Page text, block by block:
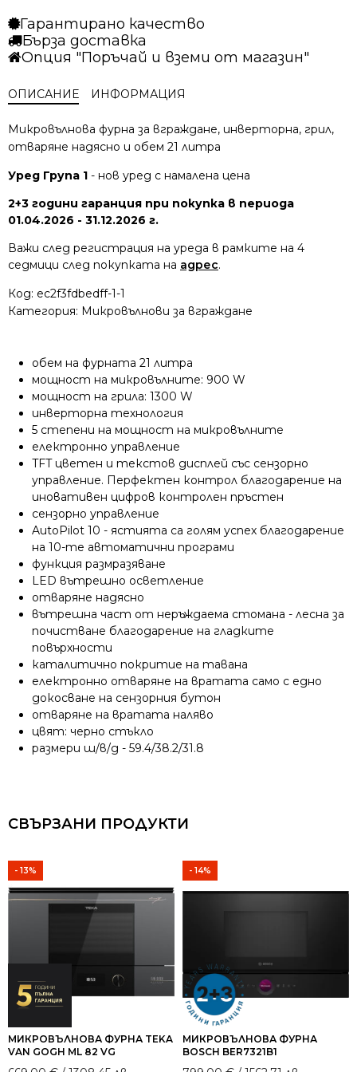
Bosch
BEL7321B1
Гарантирано качество
Бърза доставка
Опция "Поръчай и вземи от магазин"
ОПИСАНИЕ ИНФОРМАЦИЯ
Микровълнова фурна за вграждане, инверторна, грил,
отваряне надясно и обем 21 литра
Уред Група 1 - нов уред с намалена цена
2+3 години гаранция при покупка в периода
01.04.2026 - 31.12.2026 г.
Важи след регистрация на уреда в рамките на 4
седмици след покупката на адрес.
Код: ec2f3fdbedff-1-1
Категория: Микровълнови за вграждане
обем на фурната 21 литра
мощност на микровълните: 900 W
мощност на грила: 1300 W
инверторна технология
5 степени на мощност на микровълните
електронно управление
TFT цветен и текстов дисплей със сензорно
управление. Перфектен контрол благодарение на
иновативен цифров контролен пръстен
сензорно управление
AutoPilot 10 - ястията са голям успех благодарение
на 10-те автоматични програми
функция размразяване
LED вътрешно осветление
отваряне надясно
вътрешна част от неръждаема стомана - лесна за
почистване благодарение на гладките
повърхности
каталитично покритие на тавана
електронно отваряне на вратата само с едно
докосване на сензорния бутон
отваряне на вратата наляво
цвят: черно стъкло
размери ш/в/д - 59.4/38.2/31.8
СВЪРЗАНИ ПРОДУКТИ
- 13%
МИКРОВЪЛНОВА ФУРНА TEKA
VAN GOGH ML 82 VG
- 14%
МИКРОВЪЛНОВА ФУРНА
BOSCH BER7321B1